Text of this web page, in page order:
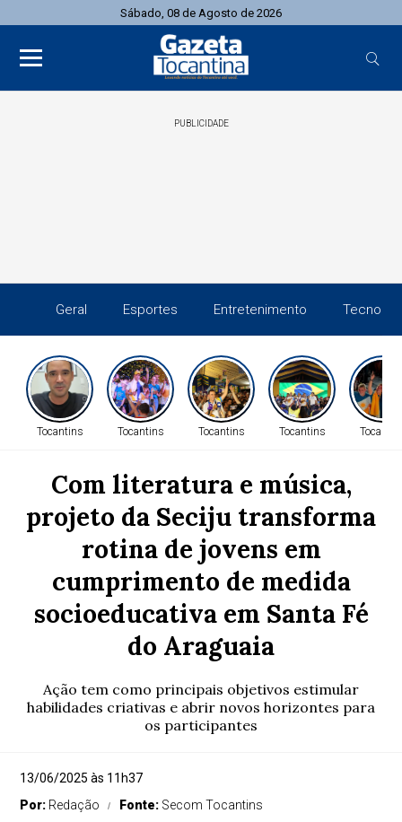
Sábado, 08 de Agosto de 2026
PUBLICIDADE
Geral Esportes Entretenimento
Tocantins Tocantins Tocantins Tocantins
Com literatura e música,
projeto da Seciju transforma
rotina de jovens em
cumprimento de medida
socioeducativa em Santa Fé
do Araguaia
Ação tem como principais objetivos estimular
habilidades criativas e abrir novos horizontes para
os participantes
13/06/2025 às 11h37
Por: Redação Fonte: Secom Tocantins